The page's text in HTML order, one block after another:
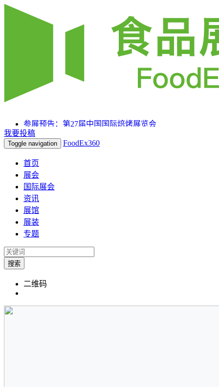
参展预告：第27届中国国际焙烤展览会
参展预告：SIAL 西雅国际食品和饮料展览会（上海）
参展预告：2025HOTELEX上海国际酒店及餐饮业博览
会
我要投稿
Toggle navigation FoodEx360
首页
展会
国际展会
资讯
展馆
展装
专题
搜索
二维码